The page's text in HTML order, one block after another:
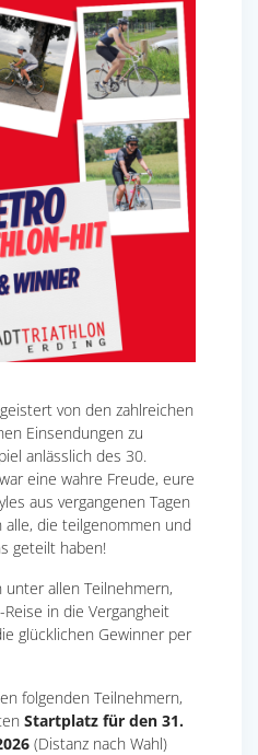
von den zahlreichen
Einsendungen zu
anlässlich des 30.
eine wahre Freude, eure
aus vergangenen Tagen
alle, die teilgenommen und
geteilt haben!
allen Teilnehmern,
in die Vergangheit
glücklichen Gewinner per
folgenden Teilnehmern,
Startplatz für den 31.
(Distanz nach Wahl)